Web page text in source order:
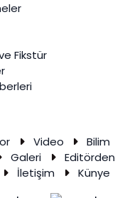
Fikstür
Video
Bilim
Galeri
Editörden
İletişim Künye